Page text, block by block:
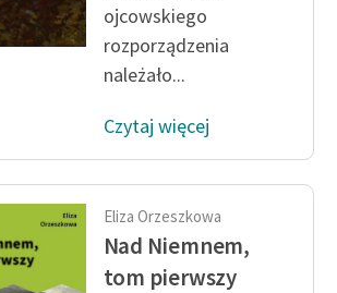
ojcowskiego
rozporządzenia
należało...
Czytaj więcej
Eliza Orzeszkowa
Nad Niemnem,
tom pierwszy